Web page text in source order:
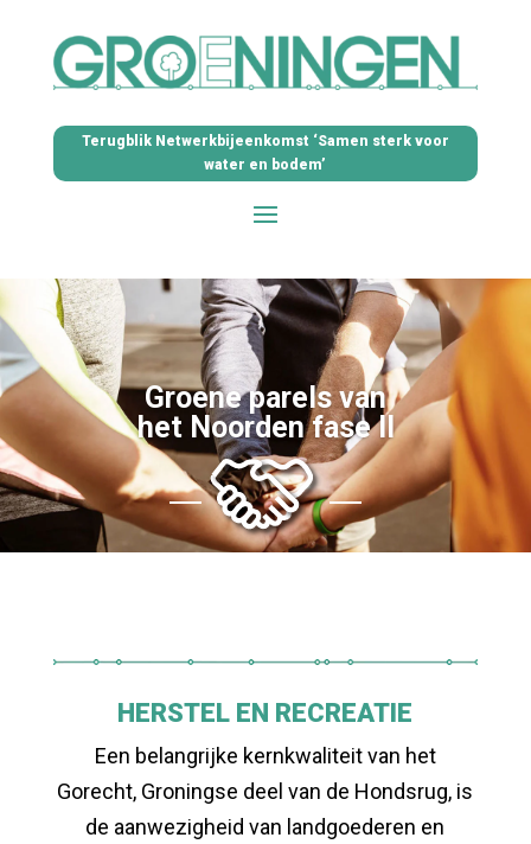
Terugblik Netwerkbijeenkomst ‘Samen sterk voor
water en bodem’
Groene parels van
het Noorden fase II
HERSTEL EN RECREATIE
Een belangrijke kernkwaliteit van het
Gorecht, Groningse deel van de Hondsrug, is
de aanwezigheid van landgoederen en